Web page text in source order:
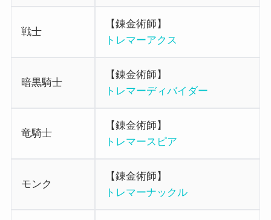
戦士
【錬金術師】
トレマーアクス
暗黒騎士
【錬金術師】
トレマーディバイダー
竜騎士
【錬金術師】
トレマースピア
モンク
【錬金術師】
トレマーナックル